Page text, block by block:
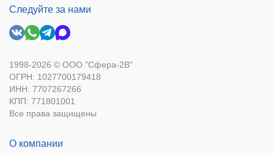
Следуйте за нами
1998-2026 © ООО "Сфера-2В"
ОГРН: 1027700179418
ИНН: 7707267266
КПП: 771801001
Все права защищены
О компании